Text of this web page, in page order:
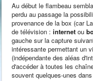
Au début le flambeau
perdu au passage la
provenance de la box (car
de télévision : internet ou
gauche sur la capture
intéressante permettant un
(indépendante des aléas
d'accéder à toutes les
souvent quelques-unes